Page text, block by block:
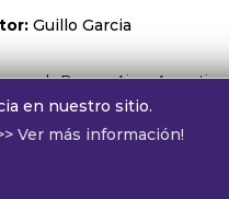
Guillo Garcia
de Buenos Aires, Argentina.
cv@alphamedia.com.ar
en nuestro sitio.
Ver más información!